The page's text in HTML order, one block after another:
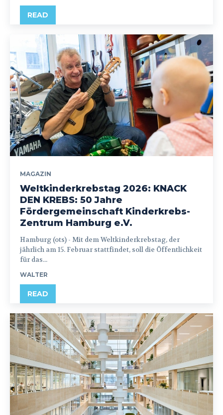
READ
MAGAZIN
Weltkinderkrebstag 2026: KNACK
DEN KREBS: 50 Jahre
Fördergemeinschaft Kinderkrebs-
Zentrum Hamburg e.V.
Hamburg (ots) - Mit dem Weltkinderkrebstag, der
jährlich am 15. Februar stattfindet, soll die Öffentlichkeit
für das...
WALTER
READ